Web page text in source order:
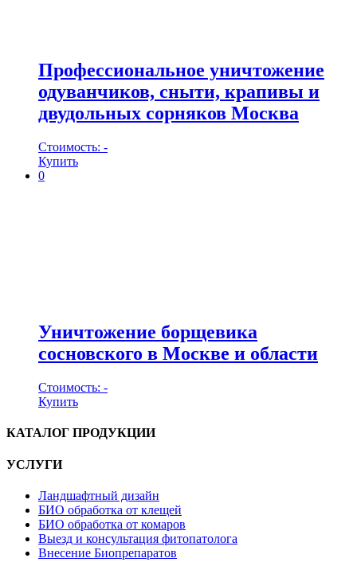
Профессиональное уничтожение
одуванчиков, сныти, крапивы и
двудольных сорняков Москва
Стоимость: -
Купить
0
Уничтожение борщевика
сосновского в Москве и области
Стоимость: -
Купить
КАТАЛОГ ПРОДУКЦИИ
УСЛУГИ
Ландшафтный дизайн
БИО обработка от клещей
БИО обработка от комаров
Выезд и консультация фитопатолога
Внесение Биопрепаратов